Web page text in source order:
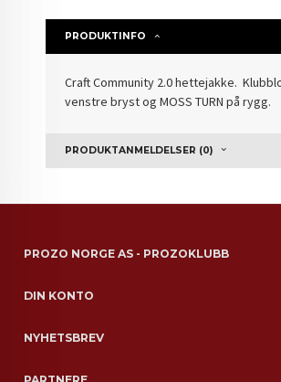
PRODUKTINFO
Craft Community 2.0 hettejakke.
venstre bryst og MOSS TURN på rygg.
PRODUKTANMELDELSER (0)
PROZO NORGE AS - PROZOKLUBB
DIN KONTO
NYHETSBREV